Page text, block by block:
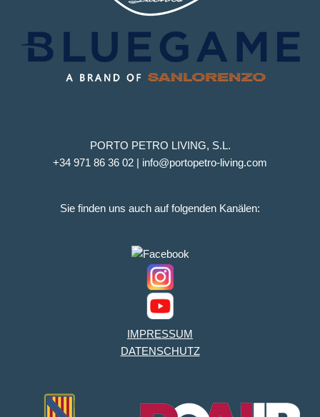
PORTO PETRO LIVING, S.L.
+34 971 86 36 02 | info@portopetro-living.com
Sie finden uns auch auf folgenden Kanälen:
IMPRESSUM
DATENSCHUTZ